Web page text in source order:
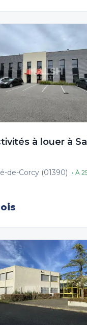
à louer à
de-Corcy (01390) • À